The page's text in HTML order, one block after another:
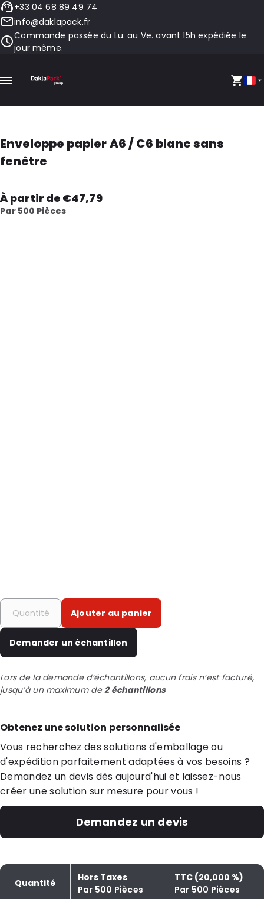
+33 04 68 89 49 74
info@daklapack.fr
Commande passée du Lu. au Ve. avant 15h expédiée le
jour même.
Enveloppe papier A6 / C6 blanc sans
fenêtre
À partir de €47,79
Par 500 Pièces
Ajouter au panier
Demander un échantillon
Lors de la demande d’échantillons, aucun frais n’est facturé,
jusqu’à un maximum de2 échantillons
Obtenez une solution personnalisée
Vous recherchez des solutions d'emballage ou
d'expédition parfaitement adaptées à vos besoins ?
Demandez un devis dès aujourd'hui et laissez-nous
créer une solution sur mesure pour vous !
Demandez un devis
Quantité
Hors Taxes
Par 500 Pièces
TTC (20,000 %)
Par 500 Pièces